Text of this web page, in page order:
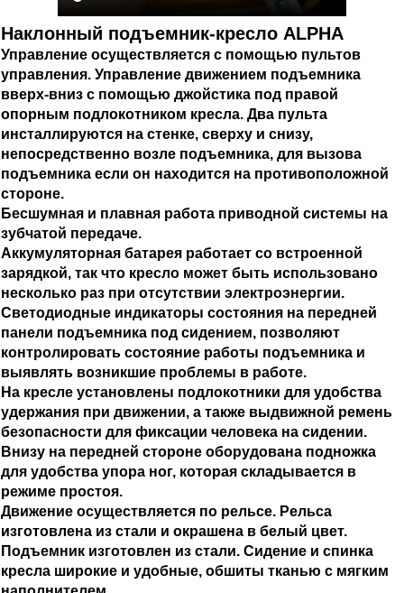
Наклонный подъемник-кресло ALPHA
Управление осуществляется с помощью пультов
управления. Управление движением подъемника
вверх-вниз с помощью джойстика под правой
опорным подлокотником кресла. Два пульта
инсталлируются на стенке, сверху и снизу,
непосредственно возле подъемника, для вызова
подъемника если он находится на противоположной
стороне.
Бесшумная и плавная работа приводной системы на
зубчатой передаче.
Аккумуляторная батарея работает со встроенной
зарядкой, так что кресло может быть использовано
несколько раз при отсутствии электроэнергии.
Светодиодные индикаторы состояния на передней
панели подъемника под сидением, позволяют
контролировать состояние работы подъемника и
выявлять возникшие проблемы в работе.
На кресле установлены подлокотники для удобства
удержания при движении, а также выдвижной ремень
безопасности для фиксации человека на сидении.
Внизу на передней стороне оборудована подножка
для удобства упора ног, которая складывается в
режиме простоя.
Движение осуществляется по рельсе. Рельса
изготовлена из стали и окрашена в белый цвет.
Подъемник изготовлен из стали. Сидение и спинка
кресла широкие и удобные, обшиты тканью с мягким